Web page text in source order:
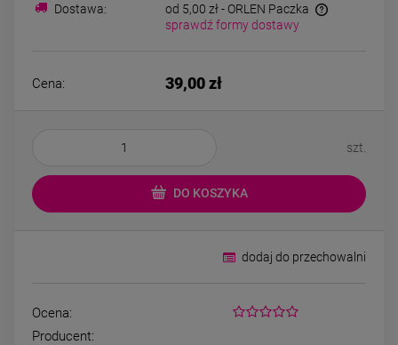
Dostawa:
od 5,00 zł - ORLEN Paczka
sprawdź formy dostawy
Cena: 39,00 zł
szt.
DO KOSZYKA
dodaj do przechowalni
Ocena:
Producent: